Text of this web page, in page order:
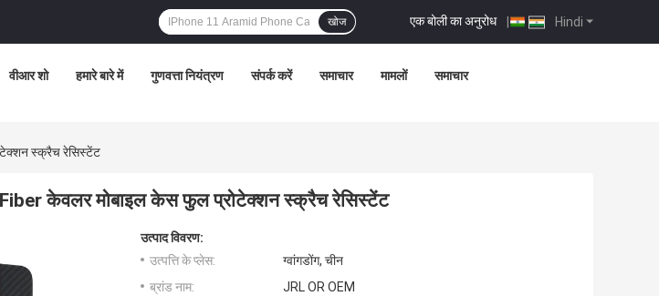
Hindi
एक बोली का अनुरोध |
खोज
वीआर शो हमारे बारे में गुणवत्ता नियंत्रण संपर्क करें समाचार मामलों समाचार
स्क्रैच रेसिस्टेंट
केवलर मोबाइल केस फुल प्रोटेक्शन स्क्रैच रेसिस्टेंट
उत्पाद विवरण:
उत्पत्ति के प्लेस:
ग्वांगडोंग, चीन
ब्रांड नाम:
JRL OR OEM